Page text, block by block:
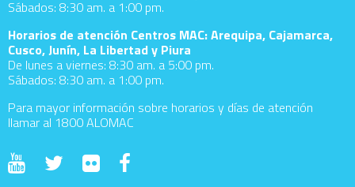
Sábados: 8:30 am. a 1:00 pm.
Horarios de atención Centros MAC: Arequipa, Cajamarca,
Cusco, Junín, La Libertad y Piura
De lunes a viernes: 8:30 am. a 5:00 pm.
Sábados: 8:30 am. a 1:00 pm.
Para mayor información sobre horarios y días de atención
llamar al 1800 ALOMAC